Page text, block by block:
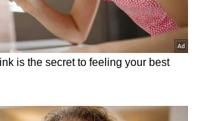
ನೋಟಿಸ್‌ ನೀಡಿತ್ತು.
(India News) ಮತ್ತು ಜಗತ್ತಿನ